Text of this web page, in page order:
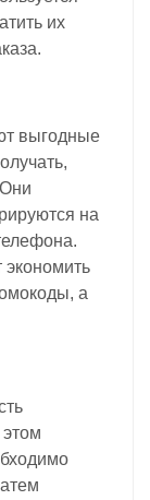
их
выгодные
на
экономить
а